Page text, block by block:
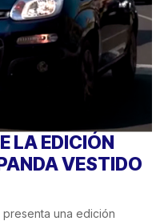
LA EDICIÓN
VESTIDO
presenta una edición